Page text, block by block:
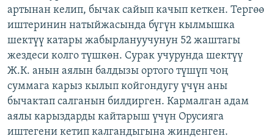
артынан келип, бычак сайып качып кеткен. Тергөө
иштеринин натыйжасында бүгүн кылмышка
шектүү катары жабырлануучунун 52 жаштагы
жездеси колго түшкөн. Сурак учурунда шектүү
Ж.К. анын аялын балдызы ортого түшүп чоң
суммага карыз кылып койгондугу үчүн аны
бычактап салганын билдирген. Кармалган адам
аялы карыздарды кайтарыш үчүн Орусияга
иштегени кетип калгандыгына жинденген.